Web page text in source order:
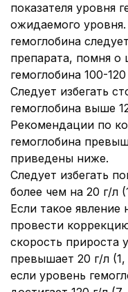
показателя уровня
ожидаемого
гемоглобина
препарата, помня о
гемоглобина 100-
Следует избегать
гемоглобина выше
Рекомендации по
гемоглобина
приведены ниже.
Следует избегать
более чем на 20 г/л
Если такое явление
провести
скорость прироста
превышает 20 г/л
если уровень